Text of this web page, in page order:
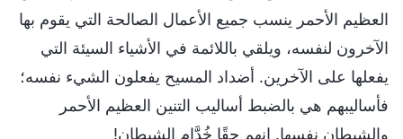
العظيم الأحمر ينسب جميع الأعمال الصالحة التي يقوم بها
الآخرون لنفسه، ويلقي باللائمة في الأشياء السيئة التي
يفعلها على الآخرين. أضداد المسيح يفعلون الشيء نفسه؛
فأساليبهم هي بالضبط أساليب التنين العظيم الأحمر
والشيطان نفسها. إنهم حقًا خُدَّام الشيطان!